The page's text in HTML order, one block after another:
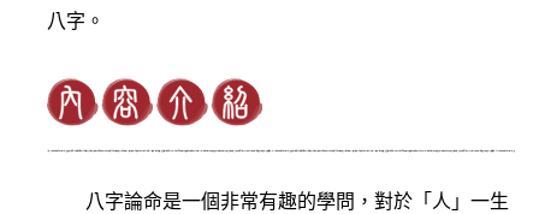
八字。
八字論命是一個非常有趣的學問，對於「人」一生